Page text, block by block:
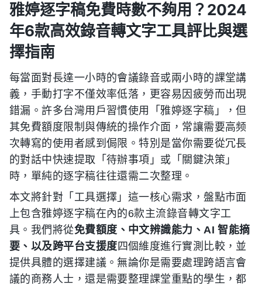
雅婷逐字稿免費時數不夠用？2024
年6款高效錄音轉文字工具評比與選
擇指南
每當面對長達一小時的會議錄音或兩小時的課堂講
義，手動打字不僅效率低落，更容易因疲勞而出現
錯漏。許多台灣用戶習慣使用「雅婷逐字稿」，但
其免費額度限制與傳統的操作介面，常讓需要高频
次轉寫的使用者感到侷限。特別是當你需要從冗長
的對話中快速提取「待辦事項」或「關鍵決策」
時，單純的逐字稿往往還需二次整理。
本文將針對「工具選擇」這一核心需求，盤點市面
上包含雅婷逐字稿在內的6款主流錄音轉文字工
具。我們將從免費額度、中文辨識能力、AI 智能摘
要、以及跨平台支援度 四個維度進行實測比較，並
提供具體的選擇建議。無論你是需要處理跨語言會
議的商務人士，還是需要整理課堂重點的學生，都